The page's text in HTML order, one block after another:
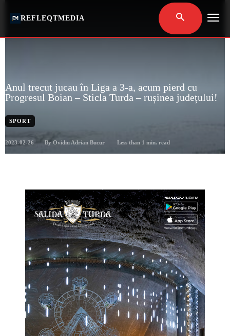
REFLEQTMEDIA
Anul trecut jucau în Liga a 3-a, acum pierd cu
Progresul Boian – Sticla Turda – rușinea județului!
SPORT
2023-02-26 By Ovidiu Adrian Bucur Less than 1 min. read